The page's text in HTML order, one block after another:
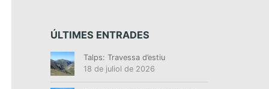
ÚLTIMES ENTRADES
Talps: Travessa d’estiu
18 de juliol de 2026